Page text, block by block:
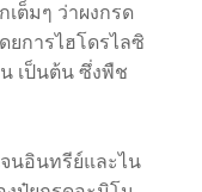
เต็มๆ ว่าผงกรด
การไฮโดรไลซิ
เป็นต้น ซึ่งพืช
นอินทรีย์และไน